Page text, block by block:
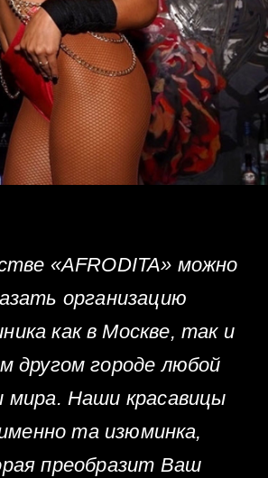
«AFRODITA» можно
организацию
как в Москве, так и
другом городе любой
мира. Наши красавицы
та изюминка,
преобразит Ваш